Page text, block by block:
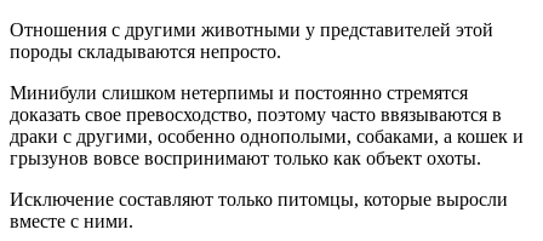
Отношения с другими животными у представителей этой
породы складываются непросто.
Минибули слишком нетерпимы и постоянно стремятся
доказать свое превосходство, поэтому часто ввязываются в
драки с другими, особенно однополыми, собаками, а кошек и
грызунов вовсе воспринимают только как объект охоты.
Исключение составляют только питомцы, которые выросли
вместе с ними.